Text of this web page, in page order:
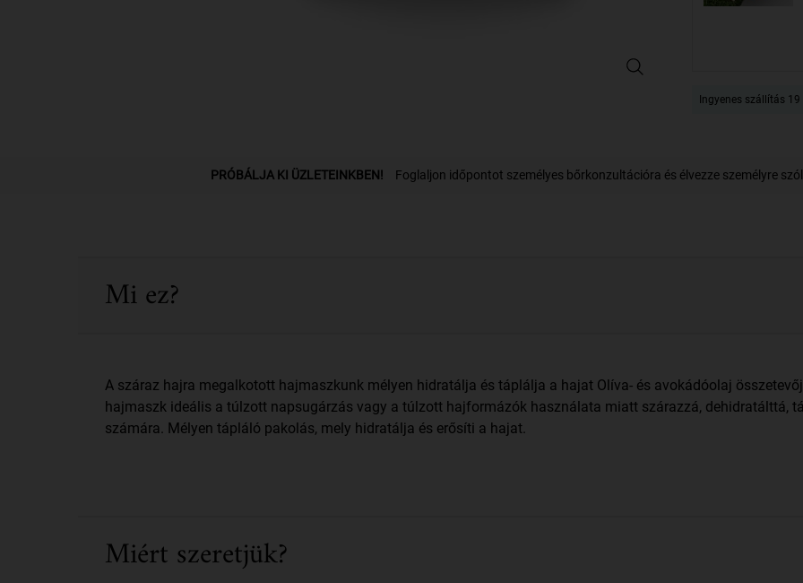
Olive Fruit Oil Deeply Reparative
Ingyenes szállítás
PRÓBÁLJA KI ÜZLETEINKBEN! Foglaljon időpontot személyes bőrkonzultációra és élvezze személyre
Mi ez?
A száraz hajra megalkotott hajmaszkunk mélyen hidratálja és táplálja a hajat Olíva- és avokádóolaj
hajmaszk ideális a túlzott napsugárzás vagy a túlzott hajformázók használata miatt szárazzá, dehidratálttá,
számára. Mélyen tápláló pakolás, mely hidratálja és erősíti a hajat.
Miért szeretjük?